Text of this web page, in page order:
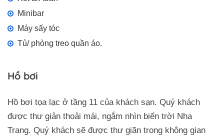
Minibar
Máy sấy tóc
Tủ/ phòng treo quần áo.
Hồ bơi
Hồ bơi tọa lạc ở tầng 11 của khách sạn. Quý khách
được thư giản thoải mái, ngắm nhìn biển trời Nha
Trang. Quý khách sẽ được thư giãn trong không gian